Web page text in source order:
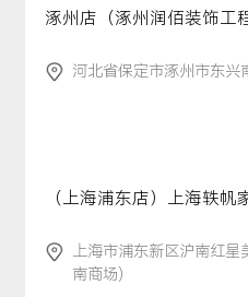
涿州店（涿州润佰装饰工
河北省保定市涿州市东兴
（上海浦东店）上海轶帆
上海市浦东新区沪南红
南商场)